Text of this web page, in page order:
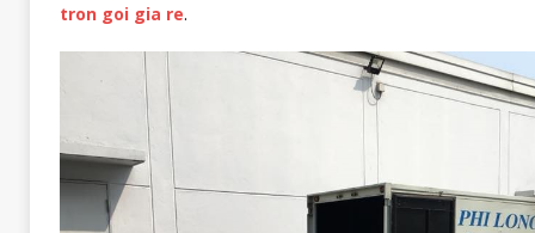
tron goi gia re.